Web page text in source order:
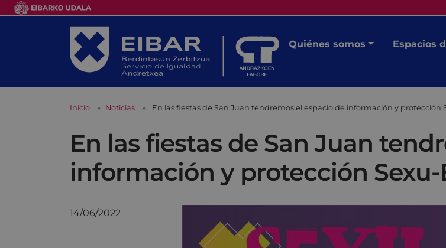
Quiénes somos Espacios
Inicio Noticias En las fiestas de San Juan tendremos el espacio de información y protección
En las fiestas de San Juan
información y protección Sexu-
14/06/2022